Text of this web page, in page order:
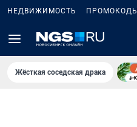
НЕДВИЖИМОСТЬ ПРОМОКОДЫ
Жёсткая соседская драка